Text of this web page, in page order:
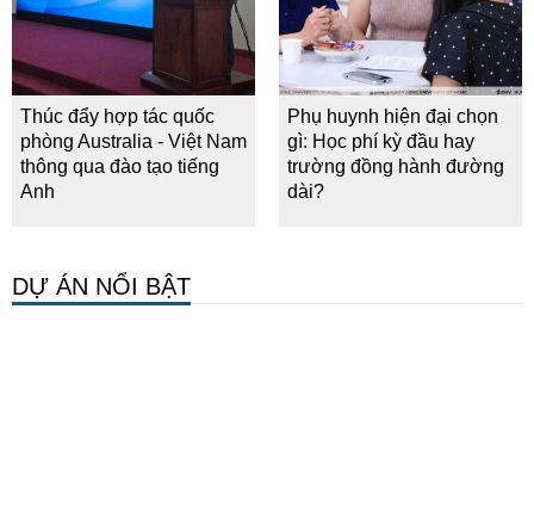
Thúc đẩy hợp tác quốc
phòng Australia - Việt Nam
thông qua đào tạo tiếng
Anh
Phụ huynh hiện đại chọn
gì: Học phí kỳ đầu hay
trường đồng hành đường
dài?
DỰ ÁN NỔI BẬT